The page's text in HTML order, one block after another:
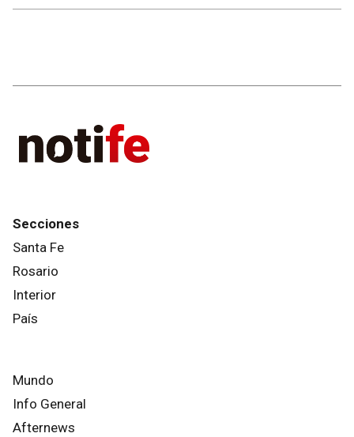
Secciones
Santa Fe
Rosario
Interior
País
Mundo
Info General
Afternews